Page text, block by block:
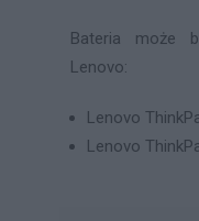
Bateria może
Lenovo:
Lenovo
Lenovo